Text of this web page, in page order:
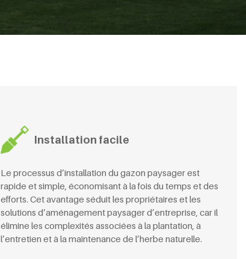
Installation facile
Le processus d’installation du gazon paysager est
rapide et simple, économisant à la fois du temps et des
efforts. Cet avantage séduit les propriétaires et les
solutions d’aménagement paysager d’entreprise, car il
élimine les complexités associées à la plantation, à
l’entretien et à la maintenance de l’herbe naturelle.